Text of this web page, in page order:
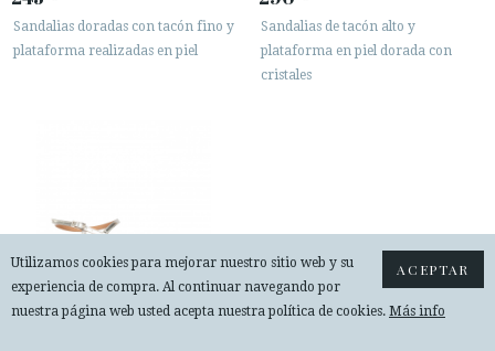
Sandalias doradas con tacón fino y
plataforma realizadas en piel
Sandalias de tacón alto y
plataforma en piel dorada con
cristales
ACEPTAR
Utilizamos cookies para mejorar nuestro sitio web y su
experiencia de compra. Al continuar navegando por
nuestra página web usted acepta nuestra política de cookies. Más info